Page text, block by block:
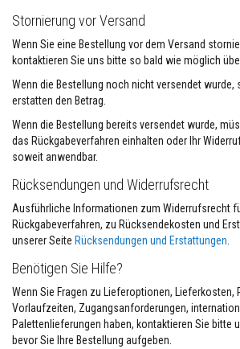
i
r
k
o
n
F
u
e
r
f
s
e
B
e
c
h
i
c
h
t
u
Stornierung vor Versand
Wenn Sie eine Bestellung vor dem Versand
kontaktieren Sie uns bitte so bald wie möglich
Wenn die Bestellung noch nicht versendet wurde,
erstatten den Betrag.
Wenn die Bestellung bereits versendet wurde,
das Rückgabeverfahren einhalten oder Ihr
soweit anwendbar.
Rücksendungen und Widerrufsrecht
Ausführliche Informationen zum Widerrufsrecht
Rückgabeverfahren, zu Rücksendekosten und
unserer Seite Rücksendungen und Erstattungen
Benötigen Sie Hilfe?
Wenn Sie Fragen zu Lieferoptionen, Lieferkosten,
Vorlaufzeiten, Zugangsanforderungen,
Palettenlieferungen haben, kontaktieren Sie bitte
bevor Sie Ihre Bestellung aufgeben.